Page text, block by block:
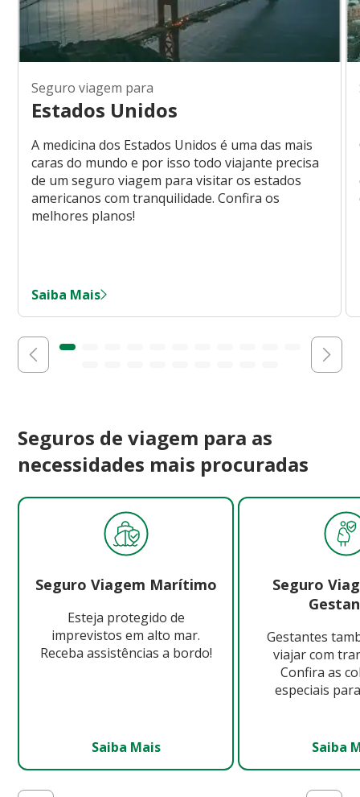
Seguro viagem para
Estados Unidos
A medicina dos Estados Unidos é uma das mais
caras do mundo e por isso todo viajante precisa
de um seguro viagem para visitar os estados
americanos com tranquilidade. Confira os
melhores planos!
Saiba Mais
Seguros de viagem para as
necessidades mais procuradas
Seguro Viagem Marítimo
Esteja protegido de
imprevistos em alto mar.
Receba assistências a bordo!
Saiba Mais
Seguro
Gestantes
viajar com
Confira as
especiais
Saiba